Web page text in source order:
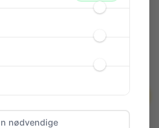
nødvendige